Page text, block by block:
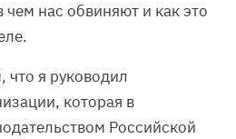
нас обвиняют и как это
что я руководил
которая в
Российской